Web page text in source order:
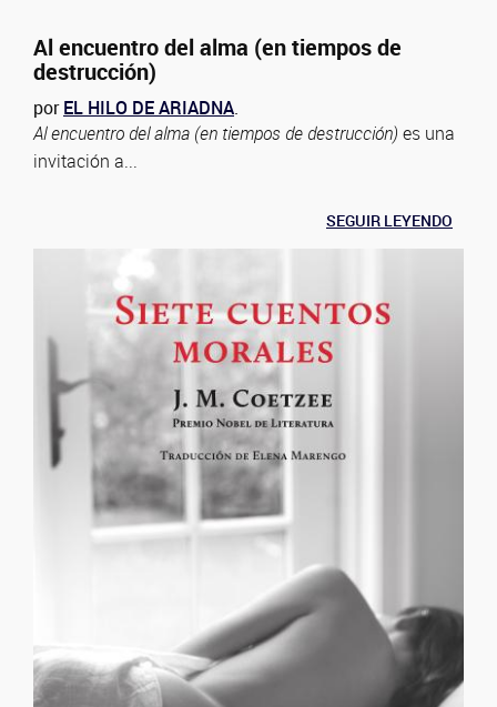
Al encuentro del alma (en tiempos de
destrucción)
porEL HILO DE ARIADNA.
Al encuentro del alma (en tiempos de destrucción) es una
invitación a...
SEGUIR LEYENDO